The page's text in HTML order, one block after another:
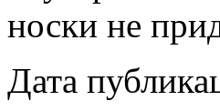
носки не
Дата